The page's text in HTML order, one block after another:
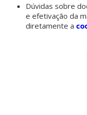
Dúvidas sobre
e efetivação da
diretamente a